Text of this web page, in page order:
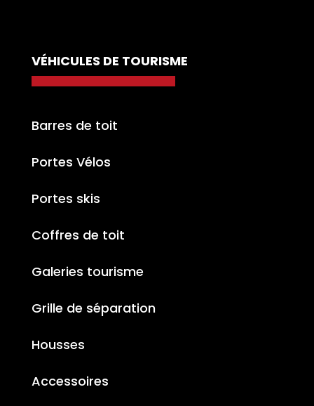
VÉHICULES DE TOURISME
Barres de toit
Portes Vélos
Portes skis
Coffres de toit
Galeries tourisme
Grille de séparation
Housses
Accessoires